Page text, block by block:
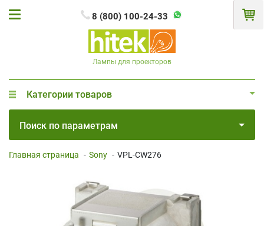
8 (800) 100-24-33
Лампы для проекторов
Категории товаров
Поиск по параметрам
Главная страница - Sony - VPL-CW276